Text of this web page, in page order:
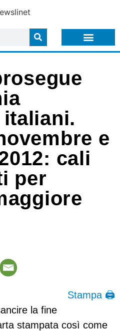
e
cali
per
Stampa 🖨
la fine
stampata così come